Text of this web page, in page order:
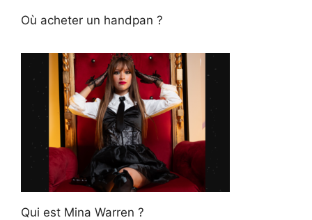
Où acheter un handpan ?
Qui est Mina Warren ?